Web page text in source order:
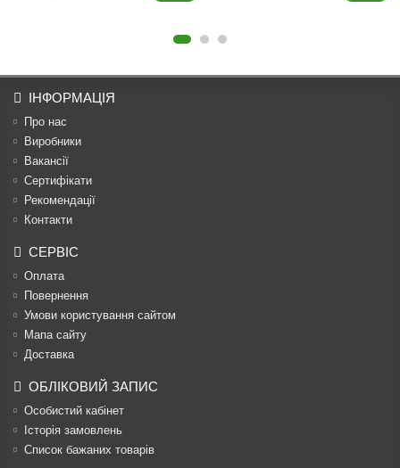
ІНФОРМАЦІЯ
Про нас
Виробники
Вакансії
Сертифікати
Рекомендації
Контакти
СЕРВІС
Оплата
Повернення
Умови користування сайтом
Мапа сайту
Доставка
ОБЛІКОВИЙ ЗАПИС
Особистий кабінет
Історія замовлень
Список бажаних товарів